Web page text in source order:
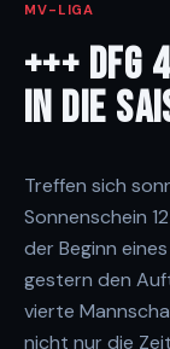
MV-LIGA
+++ DFG
IN DIE
Treffen sich
Sonnenschein
der Beginn
gestern den
vierte
nicht nur die